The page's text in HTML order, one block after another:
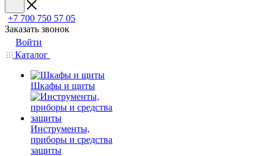
+7 700 750 57 05
Заказать звонок
Войти
Каталог
Шкафы и щиты
Инструменты,
приборы и средства
защиты